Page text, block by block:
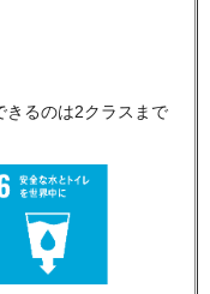
きるのは2クラスまで